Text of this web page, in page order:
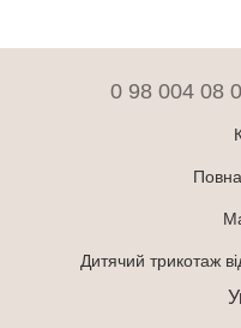
0 98 004 08
Дитячий трикотаж